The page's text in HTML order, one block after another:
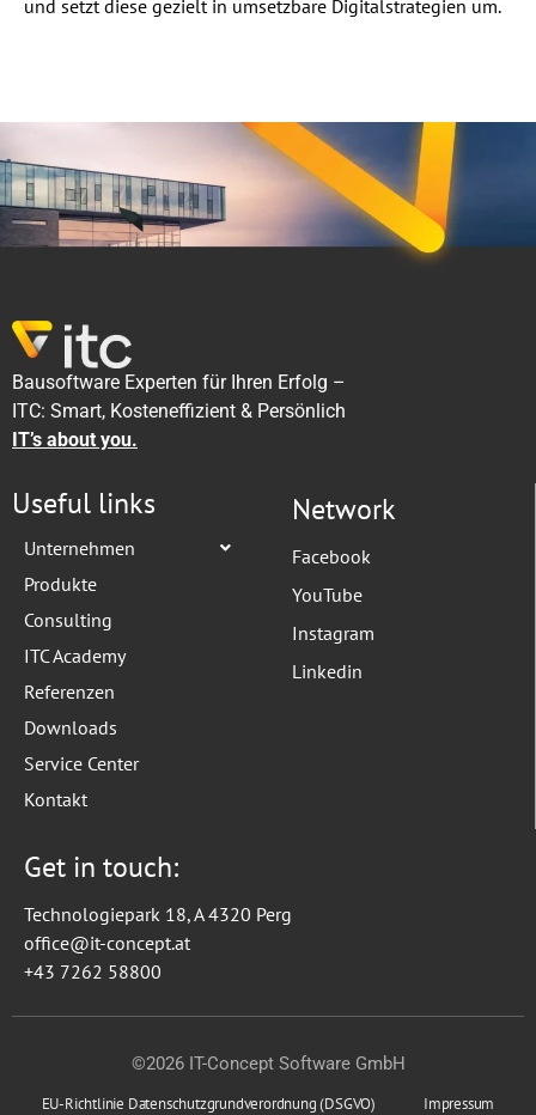
und setzt diese gezielt in umsetzbare Digitalstrategien um.
Bausoftware Experten für Ihren Erfolg –
ITC: Smart, Kosteneffizient & Persönlich
IT’s about you.
Useful links
Unternehmen
Produkte
Consulting
ITC Academy
Referenzen
Downloads
Service Center
Kontakt
Network
Facebook
YouTube
Instagram
Linkedin
Get in touch:
Technologiepark 18, A 4320 Perg
office@it-concept.at
+43 7262 58800
©2026 IT-Concept Software GmbH
EU-Richtlinie Datenschutzgrundverordnung (DSGVO) Impressum